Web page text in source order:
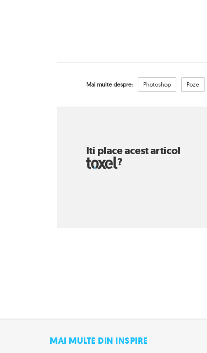
Mai multe despre: Photoshop Poze
Iti place acest articol
?
MAI MULTE DIN INSPIRE